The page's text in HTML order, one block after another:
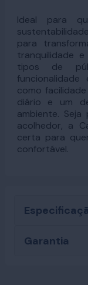
Ideal para
para
tranquilidade
tipos de
como
diário e um
ambiente.
acolhedor, a
certa para
confortável.
Garantia